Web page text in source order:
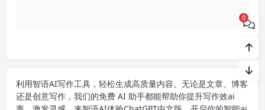
利用智语AI写作工具，轻松生成高质量内容。无论是文章、博客
还是创意写作，我们的免费 AI 助手都能帮助你提升写作效ai
0